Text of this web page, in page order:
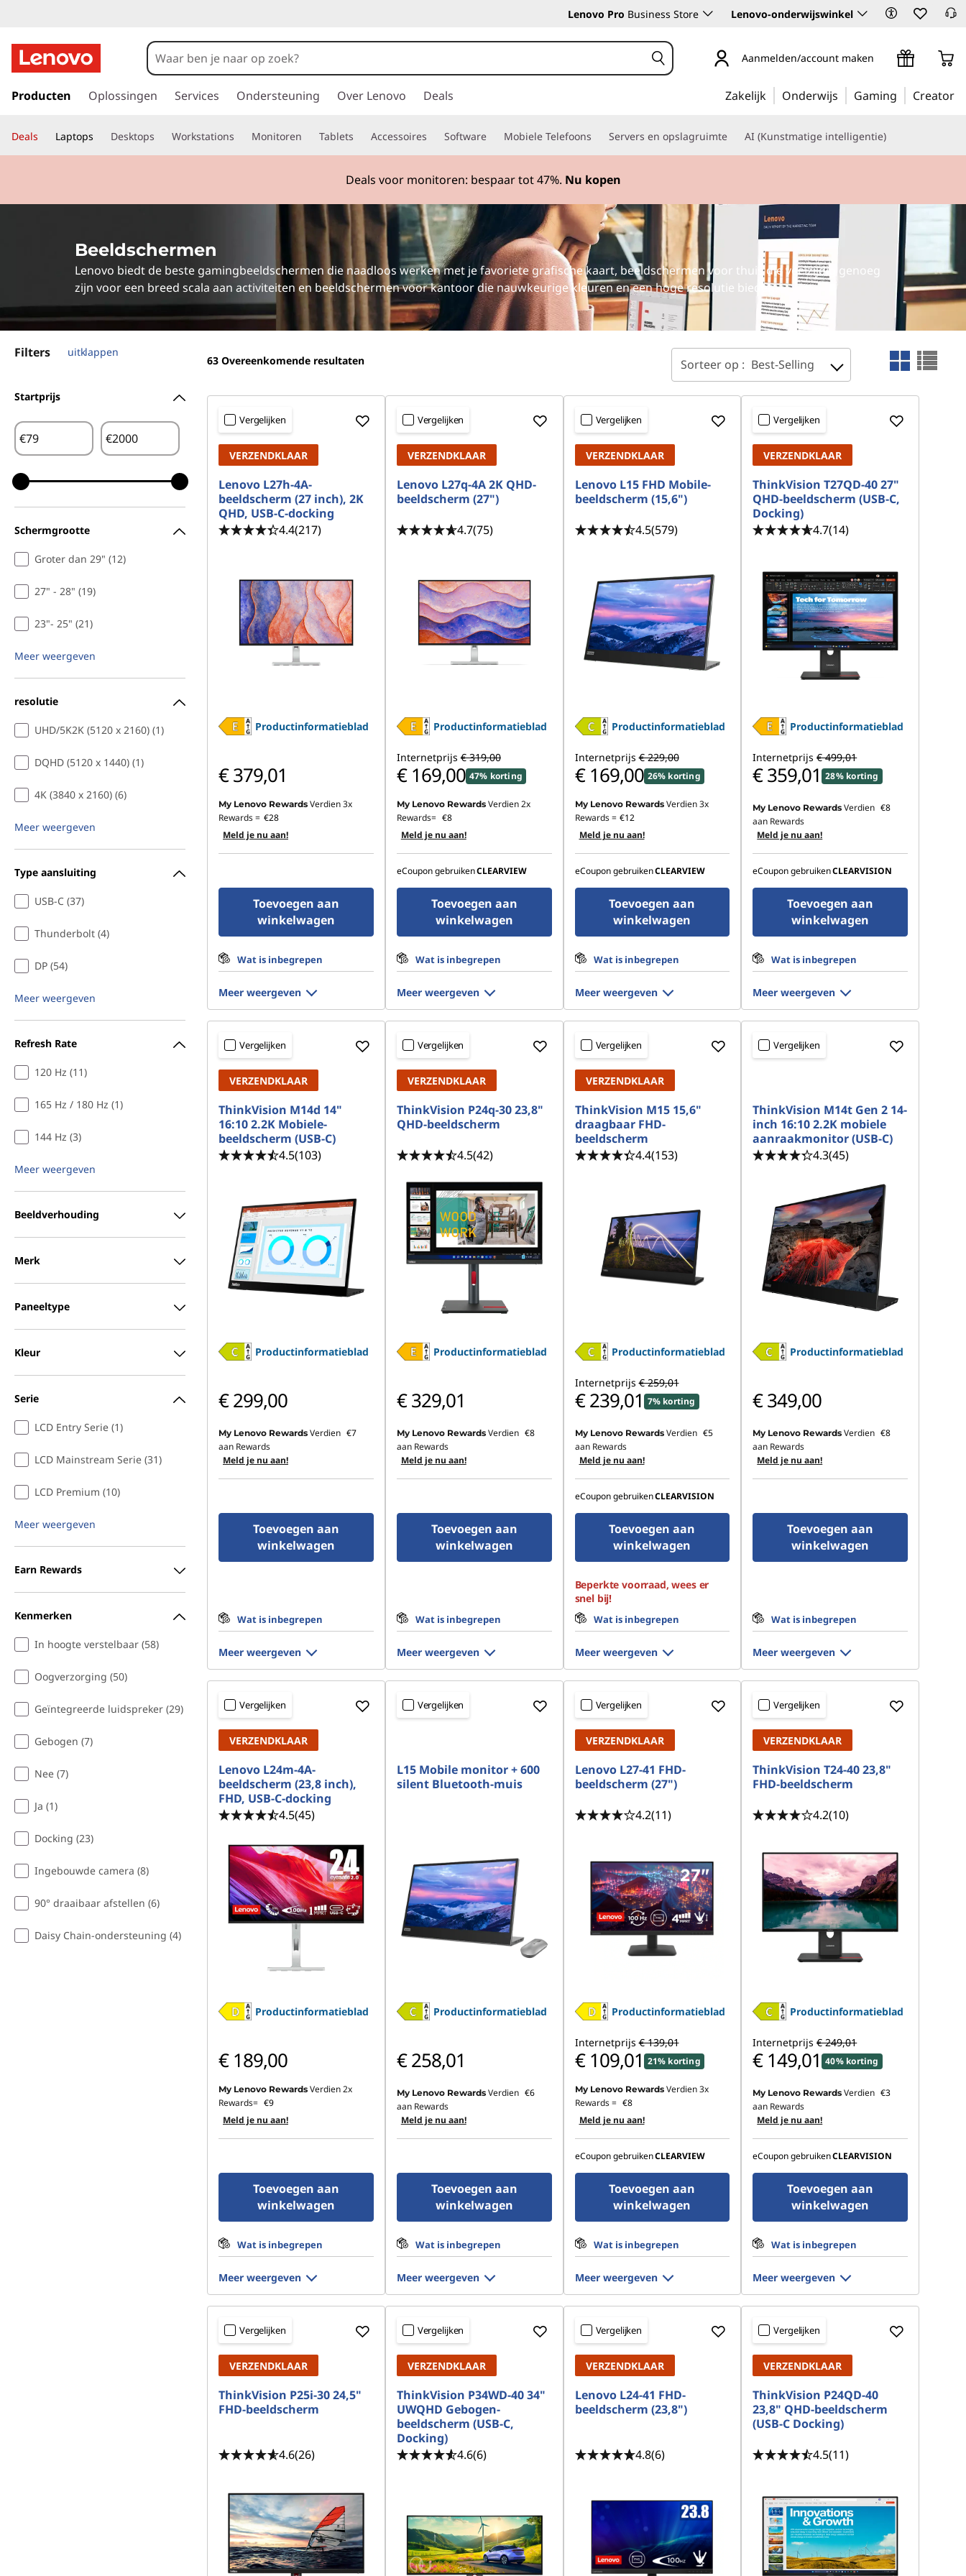
o
e
s
a
Lenovo Pro Business Store Lenovo-onderwijswinkel
a
a
r
h
h
o
u
Aanmelden/account maken
Producten Oplossingen Services Ondersteuning Over Lenovo Deals Zakelijk Onderwijs Gaming Creator
Deals Laptops Desktops Workstations Monitoren Tablets Accessoires Software Mobiele Telefoons Servers en opslagruimte AI (Kunstmatige intelligentie)
Deals voor monitoren: bespaar tot47%. Nu kopen
Beeldschermen
Lenovo biedt de beste gamingbeeldschermen die naadloos werken met je favoriete grafische kaart, beeldschermen voor thuis die veelzijdig genoeg
zijn voor een breed scala aan activiteiten en beeldschermen voor kantoor die nauwkeurige kleuren en een hoge resolutie bieden.
Filters uitklappen
Startprijs
€ €
Schermgrootte
Groter dan 29" (12)
27" - 28" (19)
23"- 25" (21)
Meer weergeven
resolutie
UHD/5K2K (5120 x 2160) (1)
DQHD (5120 x 1440) (1)
4K (3840 x 2160) (6)
Meer weergeven
Type aansluiting
USB-C (37)
Thunderbolt (4)
DP (54)
Meer weergeven
Refresh Rate
120 Hz (11)
165 Hz / 180 Hz (1)
144 Hz (3)
Meer weergeven
Beeldverhouding
Merk
Paneeltype
Kleur
Serie
LCD Entry Serie (1)
LCD Mainstream Serie (31)
LCD Premium (10)
Meer weergeven
Earn Rewards
Kenmerken
In hoogte verstelbaar (58)
Oogverzorging (50)
Geïntegreerde luidspreker (29)
Gebogen (7)
Nee (7)
Ja (1)
Docking (23)
Ingebouwde camera (8)
90° draaibaar afstellen (6)
Daisy Chain-ondersteuning (4)
63 Overeenkomende resultaten Sorteer op : Best-Selling
Vergelijken
VERZENDKLAAR
Lenovo L27h-4A-
beeldscherm (27 inch), 2K
QHD, USB-C-docking
4.4(217)
Productinformatieblad
€ 379,01
My Lenovo Rewards Verdien 3x
Rewards = €28
Meld je nu aan!
Toevoegen aan
winkelwagen
Wat is inbegrepen
Meer weergeven
Vergelijken
VERZENDKLAAR
Lenovo L27q-4A 2K QHD-
beeldscherm (27")
4.7(75)
Productinformatieblad
Internetprijs € 319,00
€ 169,00 47% korting
My Lenovo Rewards Verdien 2x
Rewards= €8
Meld je nu aan!
eCoupon gebruikenCLEARVIEW
Toevoegen aan
winkelwagen
Wat is inbegrepen
Meer weergeven
Vergelijken
VERZENDKLAAR
Lenovo L15 FHD Mobile-
beeldscherm (15,6")
4.5(579)
Productinformatieblad
Internetprijs € 229,00
€ 169,00 26% korting
My Lenovo Rewards Verdien 3x
Rewards = €12
Meld je nu aan!
eCoupon gebruikenCLEARVIEW
Toevoegen aan
winkelwagen
Wat is inbegrepen
Meer weergeven
Vergelijken
VERZENDKLAAR
ThinkVision T27QD-40 27"
QHD-beeldscherm (USB-C,
Docking)
4.7(14)
Productinformatieblad
Internetprijs € 499,01
€ 359,01 28% korting
My Lenovo Rewards Verdien €8
aan Rewards
Meld je nu aan!
eCoupon gebruikenCLEARVISION
Toevoegen aan
winkelwagen
Wat is inbegrepen
Meer weergeven
Vergelijken
VERZENDKLAAR
ThinkVision M14d 14"
16:10 2.2K Mobiele-
beeldscherm (USB-C)
4.5(103)
Productinformatieblad
€ 299,00
My Lenovo Rewards Verdien €7
aan Rewards
Meld je nu aan!
Toevoegen aan
winkelwagen
Wat is inbegrepen
Meer weergeven
Vergelijken
VERZENDKLAAR
ThinkVision P24q-30 23,8"
QHD-beeldscherm
4.5(42)
Productinformatieblad
€ 329,01
My Lenovo Rewards Verdien €8
aan Rewards
Meld je nu aan!
Toevoegen aan
winkelwagen
Wat is inbegrepen
Meer weergeven
Vergelijken
VERZENDKLAAR
ThinkVision M15 15,6"
draagbaar FHD-
beeldscherm
4.4(153)
Productinformatieblad
Internetprijs € 259,01
€ 239,01 7% korting
My Lenovo Rewards Verdien €5
aan Rewards
Meld je nu aan!
eCoupon gebruikenCLEARVISION
Toevoegen aan
winkelwagen
Beperkte voorraad, wees er
snel bij!
Wat is inbegrepen
Meer weergeven
Vergelijken
ThinkVision M14t Gen 2 14-
inch 16:10 2.2K mobiele
aanraakmonitor (USB-C)
4.3(45)
Productinformatieblad
€ 349,00
My Lenovo Rewards Verdien €8
aan Rewards
Meld je nu aan!
Toevoegen aan
winkelwagen
Wat is inbegrepen
Meer weergeven
Vergelijken
VERZENDKLAAR
Lenovo L24m-4A-
beeldscherm (23,8 inch),
FHD, USB-C-docking
4.5(45)
Productinformatieblad
€ 189,00
My Lenovo Rewards Verdien 2x
Rewards= €9
Meld je nu aan!
Toevoegen aan
winkelwagen
Wat is inbegrepen
Meer weergeven
Vergelijken
L15 Mobile monitor + 600
silent Bluetooth-muis
Productinformatieblad
€ 258,01
My Lenovo Rewards Verdien €6
aan Rewards
Meld je nu aan!
Toevoegen aan
winkelwagen
Wat is inbegrepen
Meer weergeven
Vergelijken
VERZENDKLAAR
Lenovo L27-41 FHD-
beeldscherm (27")
4.2(11)
Productinformatieblad
Internetprijs € 139,01
€ 109,01 21% korting
My Lenovo Rewards Verdien 3x
Rewards = €8
Meld je nu aan!
eCoupon gebruikenCLEARVIEW
Toevoegen aan
winkelwagen
Wat is inbegrepen
Meer weergeven
Vergelijken
VERZENDKLAAR
ThinkVision T24-40 23,8"
FHD-beeldscherm
4.2(10)
Productinformatieblad
Internetprijs € 249,01
€ 149,01 40% korting
My Lenovo Rewards Verdien €3
aan Rewards
Meld je nu aan!
eCoupon gebruikenCLEARVISION
Toevoegen aan
winkelwagen
Wat is inbegrepen
Meer weergeven
Vergelijken
VERZENDKLAAR
ThinkVision P25i-30 24,5"
FHD-beeldscherm
4.6(26)
Vergelijken
VERZENDKLAAR
ThinkVision P34WD-40 34"
UWQHD Gebogen-
beeldscherm (USB-C,
Docking)
4.6(6)
Vergelijken
VERZENDKLAAR
Lenovo L24-41 FHD-
beeldscherm (23,8")
4.8(6)
Vergelijken
VERZENDKLAAR
ThinkVision P24QD-40
23,8" QHD-beeldscherm
(USB-C Docking)
4.5(11)